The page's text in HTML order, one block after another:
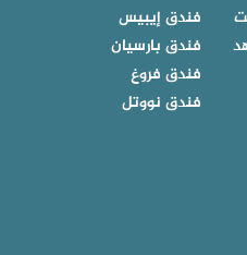
فندق إيبيس
فندق بارسيان
فندق فروغ
فندق نووتل